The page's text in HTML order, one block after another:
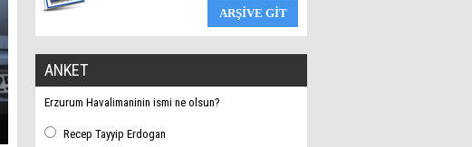
ANKET
Erzurum Havalimaninin ismi ne olsun?
Recep Tayyip Erdogan